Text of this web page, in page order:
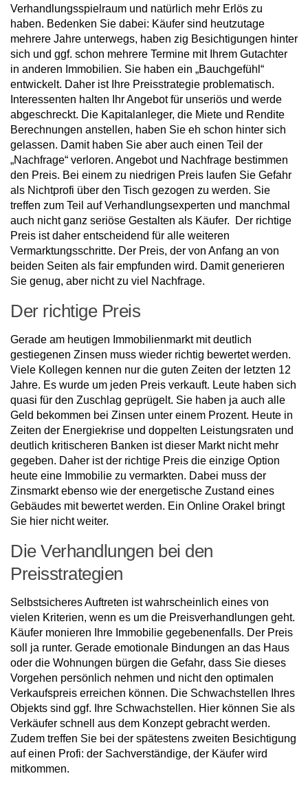
Verhandlungsspielraum und natürlich mehr Erlös zu
haben. Bedenken Sie dabei: Käufer sind heutzutage
mehrere Jahre unterwegs, haben zig Besichtigungen hinter
sich und ggf. schon mehrere Termine mit Ihrem Gutachter
in anderen Immobilien. Sie haben ein „Bauchgefühl“
entwickelt. Daher ist Ihre Preisstrategie problematisch.
Interessenten halten Ihr Angebot für unseriös und werde
abgeschreckt. Die Kapitalanleger, die Miete und Rendite
Berechnungen anstellen, haben Sie eh schon hinter sich
gelassen. Damit haben Sie aber auch einen Teil der
„Nachfrage“ verloren. Angebot und Nachfrage bestimmen
den Preis. Bei einem zu niedrigen Preis laufen Sie Gefahr
als Nichtprofi über den Tisch gezogen zu werden. Sie
treffen zum Teil auf Verhandlungsexperten und manchmal
auch nicht ganz seriöse Gestalten als Käufer. Der richtige
Preis ist daher entscheidend für alle weiteren
Vermarktungsschritte. Der Preis, der von Anfang an von
beiden Seiten als fair empfunden wird. Damit generieren
Sie genug, aber nicht zu viel Nachfrage.
Der richtige Preis
Gerade am heutigen Immobilienmarkt mit deutlich
gestiegenen Zinsen muss wieder richtig bewertet werden.
Viele Kollegen kennen nur die guten Zeiten der letzten 12
Jahre. Es wurde um jeden Preis verkauft. Leute haben sich
quasi für den Zuschlag geprügelt. Sie haben ja auch alle
Geld bekommen bei Zinsen unter einem Prozent. Heute in
Zeiten der Energiekrise und doppelten Leistungsraten und
deutlich kritischeren Banken ist dieser Markt nicht mehr
gegeben. Daher ist der richtige Preis die einzige Option
heute eine Immobilie zu vermarkten. Dabei muss der
Zinsmarkt ebenso wie der energetische Zustand eines
Gebäudes mit bewertet werden. Ein Online Orakel bringt
Sie hier nicht weiter.
Die Verhandlungen bei den
Preisstrategien
Selbstsicheres Auftreten ist wahrscheinlich eines von
vielen Kriterien, wenn es um die Preisverhandlungen geht.
Käufer monieren Ihre Immobilie gegebenenfalls. Der Preis
soll ja runter. Gerade emotionale Bindungen an das Haus
oder die Wohnungen bürgen die Gefahr, dass Sie dieses
Vorgehen persönlich nehmen und nicht den optimalen
Verkaufspreis erreichen können. Die Schwachstellen Ihres
Objekts sind ggf. Ihre Schwachstellen. Hier können Sie als
Verkäufer schnell aus dem Konzept gebracht werden.
Zudem treffen Sie bei der spätestens zweiten Besichtigung
auf einen Profi: der Sachverständige, der Käufer wird
mitkommen.